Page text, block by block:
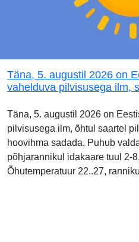
Täna, 5. augustil 2026 on
vahelduva pilvisusega ilm,
Täna, 5. augustil 2026 on
pilvisusega ilm, õhtul saartel
hoovihma sadada. Puhub
põhjarannikul idakaare tuul 2-
Õhutemperatuur 22..27,